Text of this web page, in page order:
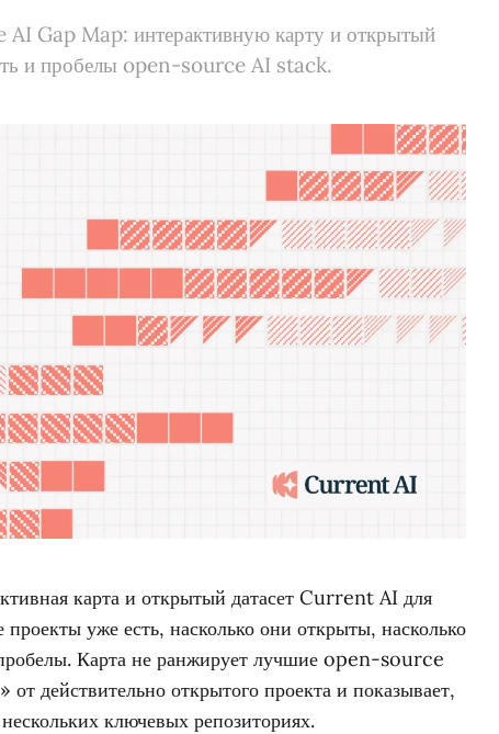
Gap Map: интерактивную карту и открытый
и пробелы open-source AI stack.
карта и открытый датасет Current AI для
уже есть, насколько они открыты, насколько
пробелы. Карта не ранжирует лучшие open-source
действительно открытого проекта и показывает,
ключевых репозиториях.